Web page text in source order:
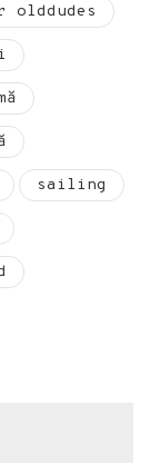
olddudes
sailing